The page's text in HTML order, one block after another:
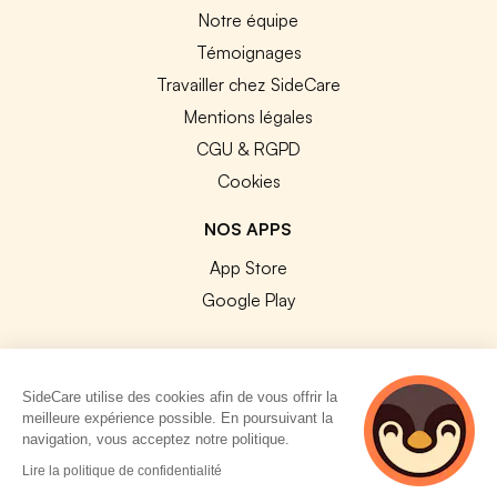
Notre équipe
Témoignages
Travailler chez SideCare
Mentions légales
CGU & RGPD
Cookies
NOS APPS
App Store
Google Play
© 2026 SideCare. Tous droits réservés.
SideCare utilise des cookies afin de vous offrir la
meilleure expérience possible. En poursuivant la
navigation, vous acceptez notre politique.
Lire la politique de confidentialité
2 personnes
consultent